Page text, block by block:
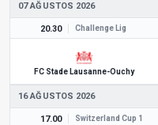
07 AĞUSTOS 2026
20.30 Challenge Lig
FC Stade Lausanne-Ouchy
16 AĞUSTOS 2026
17.00 Switzerland Cup 1